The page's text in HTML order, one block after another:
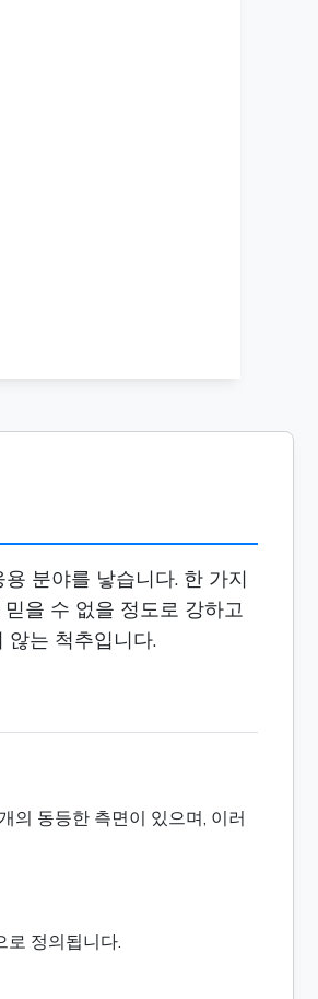
분야를 낳습니다. 한 가지
을 수 없을 정도로 강하고
않는 척추입니다.
의 동등한 측면이 있으며, 이러
로 정의됩니다.